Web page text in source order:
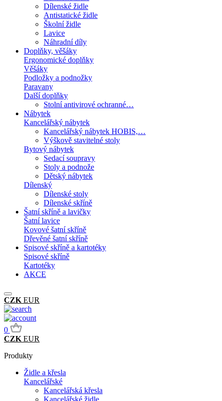
Dílenské židle
Antistatické židle
Školní židle
Lavice
Náhradní díly
Doplňky, věšáky
Ergonomické doplňky
Věšáky
Podložky a podnožky
Paravany
Další doplňky
Stolní antivirové ochranné…
Nábytek
Kancelářský nábytek
Kancelářský nábytek HOBIS,…
Výškově stavitelné stoly
Bytový nábytek
Sedací soupravy
Stoly a podnože
Dětský nábytek
Dílenský
Dílenské stoly
Dílenské skříně
Šatní skříně a lavičky
Šatní lavice
Kovové šatní skříně
Dřevěné šatní skříně
Spisové skříně a kartotéky
Spisové skříně
Kartotéky
AKCE
CZK EUR
0
CZK EUR
Produkty
Židle a křesla
Kancelářské
Kancelářská křesla
Kancelářské židle